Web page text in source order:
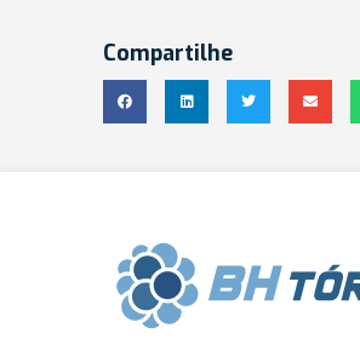
Compartilhe